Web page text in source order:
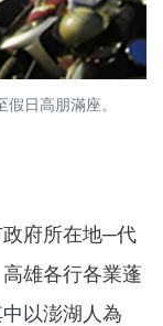
日高朋滿座。
府所在地─代
雄各行各業蓬
以澎湖人為